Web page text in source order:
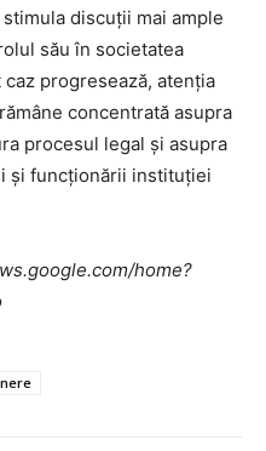
discuții mai ample
său în societatea
progresează, atenția
concentrată asupra
procesul legal și asupra
și funcționării instituției
home?